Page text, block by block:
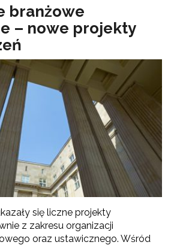
branżowe
– nowe projekty
się liczne projekty
z zakresu organizacji
oraz ustawicznego. Wśród